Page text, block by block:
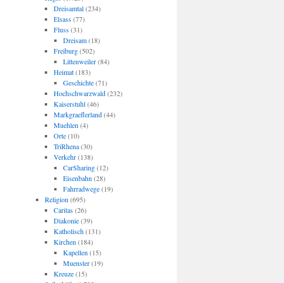
Dreisamtal(234)
Elsass(77)
Fluss(31)
Dreisam(18)
Freiburg(502)
Littenweiler(84)
Heimat(183)
Geschichte(71)
Hochschwarzwald(232)
Kaiserstuhl(46)
Markgraeflerland(44)
Muehlen (4)
Orte(10)
TriRhena(30)
Verkehr(138)
CarSharing(12)
Eisenbahn (28)
Fahrradwege(19)
Religion (695)
Caritas(26)
Diakonie(39)
Katholisch(131)
Kirchen (184)
Kapellen (15)
Muenster(19)
Kreuze(15)